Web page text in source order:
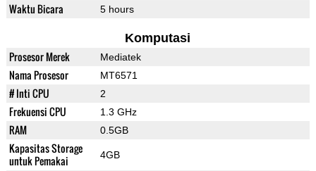
Waktu Bicara 5 hours
Komputasi
Prosesor Merek Mediatek
Nama Prosesor MT6571
# Inti CPU 2
Frekuensi CPU 1.3 GHz
RAM 0.5GB
Kapasitas Storage
untuk Pemakai
4GB